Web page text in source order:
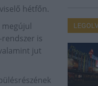
hétfőn.
is
jut